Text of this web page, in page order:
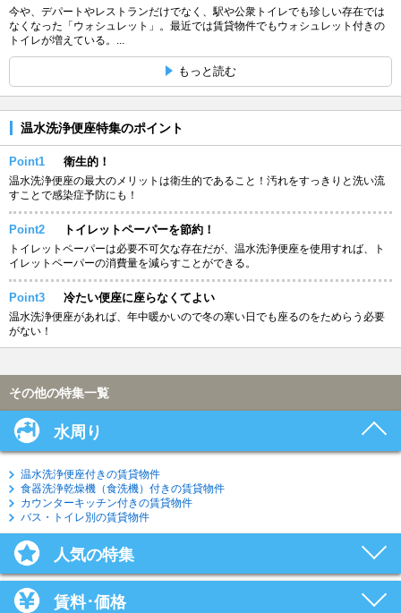
今や、デパートやレストランだけでなく、駅や公衆トイレでも珍しい存在では
なくなった「ウォシュレット」。最近では賃貸物件でもウォシュレット付きの
トイレが増えている。...
もっと読む
温水洗浄便座特集のポイント
Point1 衛生的！
温水洗浄便座の最大のメリットは衛生的であること！汚れをすっきりと洗い流
すことで感染症予防にも！
Point2 トイレットペーパーを節約！
トイレットペーパーは必要不可欠な存在だが、温水洗浄便座を使用すれば、ト
イレットペーパーの消費量を減らすことができる。
Point3 冷たい便座に座らなくてよい
温水洗浄便座があれば、年中暖かいので冬の寒い日でも座るのをためらう必要
がない！
その他の特集一覧
水周り
温水洗浄便座付きの賃貸物件
食器洗浄乾燥機（食洗機）付きの賃貸物件
カウンターキッチン付きの賃貸物件
バス・トイレ別の賃貸物件
人気の特集
賃料･価格